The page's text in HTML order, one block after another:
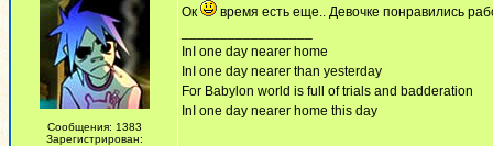
Сообщения: 1383
Зарегистрирован:
Ок
время есть еще.. Девочке понравились
InI one day nearer home
InI one day nearer than yesterday
For Babylon world is full of trials and badderation
InI one day nearer home this day